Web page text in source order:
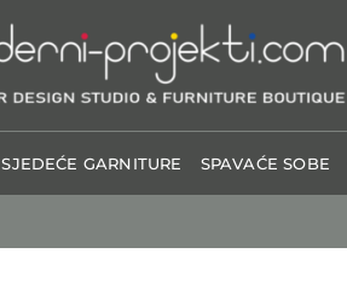
SJEDEĆE GARNITURE SPAVAĆE SOBE